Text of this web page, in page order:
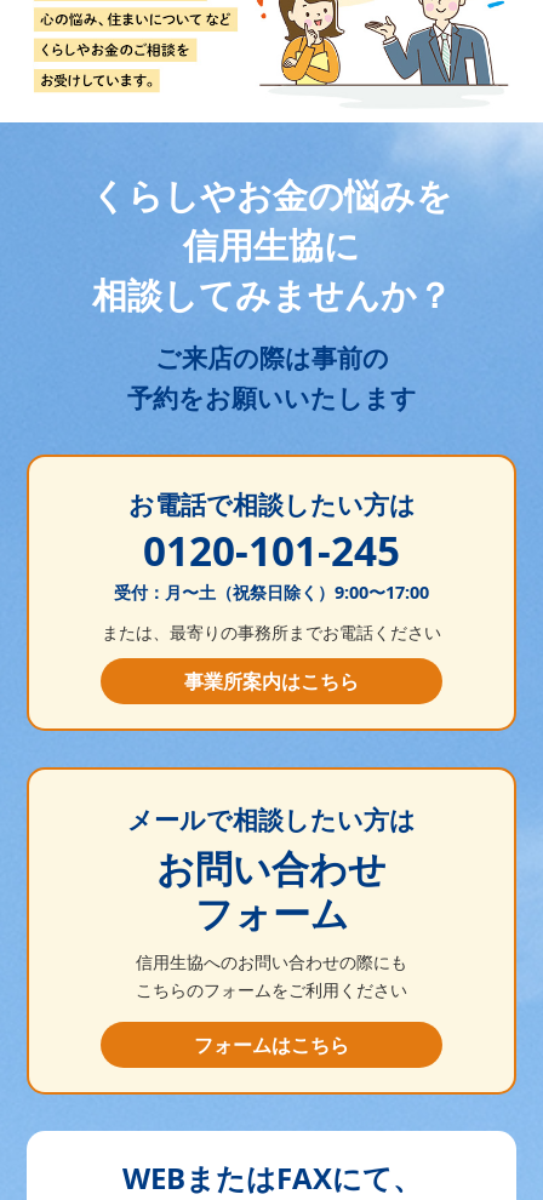
くらしやお金の悩みを
信用生協に
相談してみませんか？
ご来店の際は事前の
予約をお願いいたします
お電話で相談したい方は
0120-101-245
受付：月〜土（祝祭日除く）9:00〜17:00
または、最寄りの事務所までお電話ください
事業所案内はこちら
メールで相談したい方は
お問い合わせ
フォーム
信用生協へのお問い合わせの際にも
こちらのフォームをご利用ください
フォームはこちら
WEBまたはFAXにて、